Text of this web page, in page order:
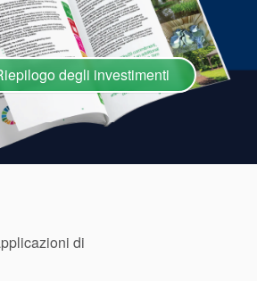
degli investimenti
di